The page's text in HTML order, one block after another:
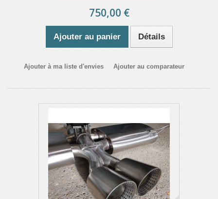
750,00 €
Ajouter au panier Détails
Ajouter à ma liste d'envies Ajouter au comparateur